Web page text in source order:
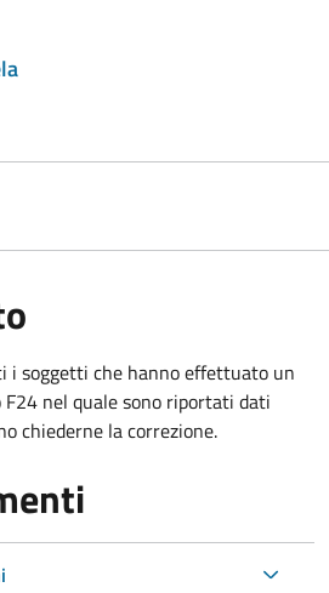
i soggetti che hanno effettuato un
nel quale sono riportati dati
chiederne la correzione.